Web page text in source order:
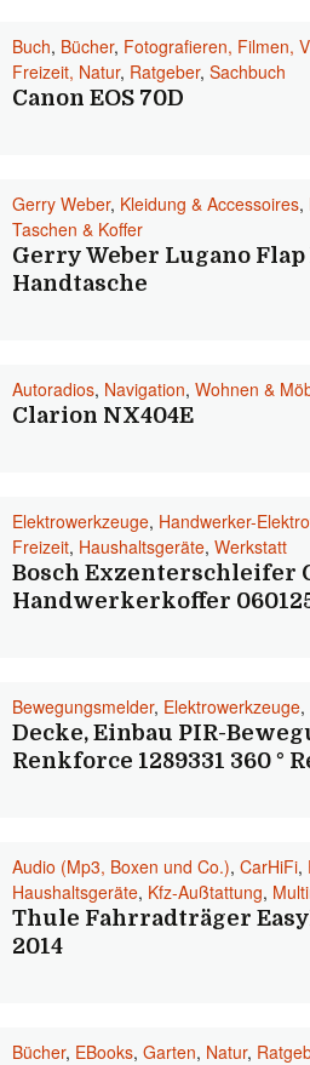
Buch, Bücher, Fotografieren, Filmen,
Freizeit, Natur, Ratgeber, Sachbuch
Canon EOS 70D
Gerry Weber, Kleidung & Accessoires,
Taschen & Koffer
Gerry Weber Lugano Flap
Handtasche
Autoradios, Navigation, Wohnen &
Clarion NX404E
Elektrowerkzeuge, Handwerker-
Freizeit, Haushaltsgeräte, Werkstatt
Bosch Exzenterschleifer
Handwerkerkoffer
Bewegungsmelder, Elektrowerkzeuge,
Decke, Einbau PIR-
Renkforce 1289331 360 °
Audio (Mp3, Boxen und Co.), CarHiFi,
Haushaltsgeräte, Kfz-Außtattung,
Thule Fahrradträger
2014
Bücher, EBooks, Garten, Natur,